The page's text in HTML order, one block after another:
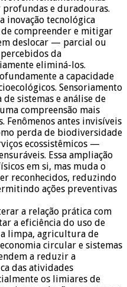
profundas e duradouras.
inovação tecnológica
compreender e mitigar
deslocar — parcial ou
da
eliminá-los.
a capacidade
Sensoriamento
sistemas e análise de
compreensão mais
Fenômenos antes invisíveis
perda de biodiversidade
ecossistêmicos —
Essa ampliação
em si, mas muda o
reconhecidos, reduzindo
ações preventivas
a relação prática com
a eficiência do uso de
limpa, agricultura de
circular e sistemas
a reduzir a
das atividades
os limiares de